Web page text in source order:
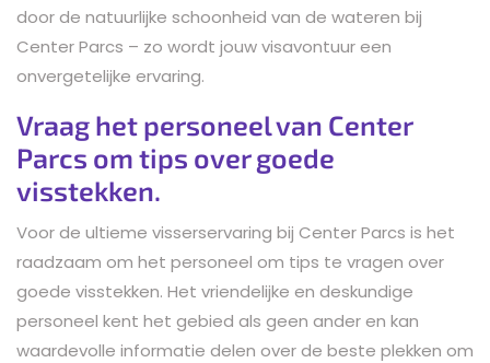
door de natuurlijke schoonheid van de wateren bij
Center Parcs – zo wordt jouw visavontuur een
onvergetelijke ervaring.
Vraag het personeel van Center
Parcs om tips over goede
visstekken.
Voor de ultieme visserservaring bij Center Parcs is het
raadzaam om het personeel om tips te vragen over
goede visstekken. Het vriendelijke en deskundige
personeel kent het gebied als geen ander en kan
waardevolle informatie delen over de beste plekken om